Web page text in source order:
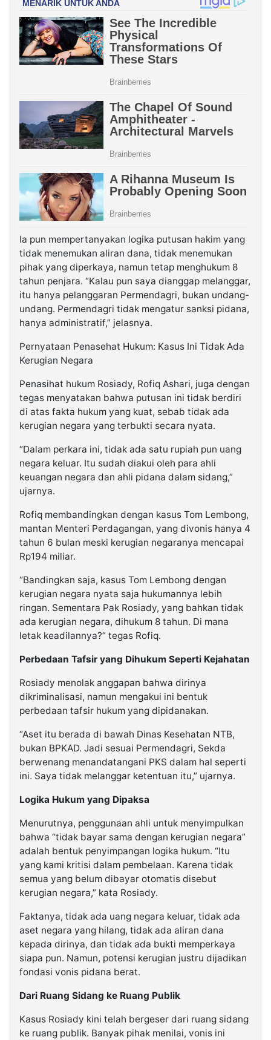
Ia pun mempertanyakan logika putusan hakim yang
tidak menemukan aliran dana, tidak menemukan
pihak yang diperkaya, namun tetap menghukum 8
tahun penjara. “Kalau pun saya dianggap melanggar,
itu hanya pelanggaran Permendagri, bukan undang-
undang. Permendagri tidak mengatur sanksi pidana,
hanya administratif,” jelasnya.
Pernyataan Penasehat Hukum: Kasus Ini Tidak Ada
Kerugian Negara
Penasihat hukum Rosiady, Rofiq Ashari, juga dengan
tegas menyatakan bahwa putusan ini tidak berdiri
di atas fakta hukum yang kuat, sebab tidak ada
kerugian negara yang terbukti secara nyata.
“Dalam perkara ini, tidak ada satu rupiah pun uang
negara keluar. Itu sudah diakui oleh para ahli
keuangan negara dan ahli pidana dalam sidang,”
ujarnya.
Rofiq membandingkan dengan kasus Tom Lembong,
mantan Menteri Perdagangan, yang divonis hanya 4
tahun 6 bulan meski kerugian negaranya mencapai
Rp194 miliar.
“Bandingkan saja, kasus Tom Lembong dengan
kerugian negara nyata saja hukumannya lebih
ringan. Sementara Pak Rosiady, yang bahkan tidak
ada kerugian negara, dihukum 8 tahun. Di mana
letak keadilannya?” tegas Rofiq.
Perbedaan Tafsir yang Dihukum Seperti Kejahatan
Rosiady menolak anggapan bahwa dirinya
dikriminalisasi, namun mengakui ini bentuk
perbedaan tafsir hukum yang dipidanakan.
“Aset itu berada di bawah Dinas Kesehatan NTB,
bukan BPKAD. Jadi sesuai Permendagri, Sekda
berwenang menandatangani PKS dalam hal seperti
ini. Saya tidak melanggar ketentuan itu,” ujarnya.
Logika Hukum yang Dipaksa
Menurutnya, penggunaan ahli untuk menyimpulkan
bahwa “tidak bayar sama dengan kerugian negara”
adalah bentuk penyimpangan logika hukum. “Itu
yang kami kritisi dalam pembelaan. Karena tidak
semua yang belum dibayar otomatis disebut
kerugian negara,” kata Rosiady.
Faktanya, tidak ada uang negara keluar, tidak ada
aset negara yang hilang, tidak ada aliran dana
kepada dirinya, dan tidak ada bukti memperkaya
siapa pun. Namun, potensi kerugian justru dijadikan
fondasi vonis pidana berat.
Dari Ruang Sidang ke Ruang Publik
Kasus Rosiady kini telah bergeser dari ruang sidang
ke ruang publik. Banyak pihak menilai, vonis ini